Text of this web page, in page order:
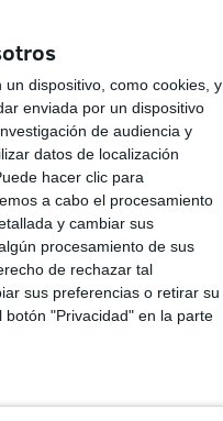
dispositivo, como cookies, y
enviada por un dispositivo
de audiencia y
datos de localización
hacer clic para
a cabo el procesamiento
y cambiar sus
procesamiento de sus
de rechazar tal
sus preferencias o retirar su
"Privacidad" en la parte